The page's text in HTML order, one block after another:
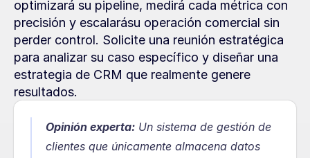
optimizará su pipeline, medirá cada métrica con
precisión y escalarásu operación comercial sin
perder control. Solicite una reunión estratégica
para analizar su caso específico y diseñar una
estrategia de CRM que realmente genere
resultados.
Opinión experta: Un sistema de gestión de
clientes que únicamente almacena datos